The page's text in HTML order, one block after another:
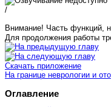
/
Внимание! Часть функций,
Для продолжения работы
Скачать приложение
На границе неврологии и
Оглавление